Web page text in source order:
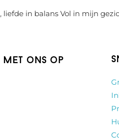
in balans Vol in mijn
met ons op